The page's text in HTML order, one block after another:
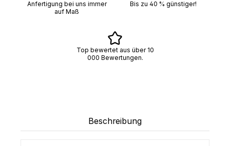
Anfertigung bei uns immer
auf Maß
Bis zu 40 % günstiger!
Top bewertet aus über 10
000 Bewertungen.
Beschreibung